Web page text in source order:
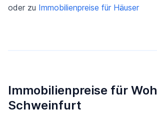
oder zu Immobilienpreise für Häuser
Immobilienpreise für
Schweinfurt